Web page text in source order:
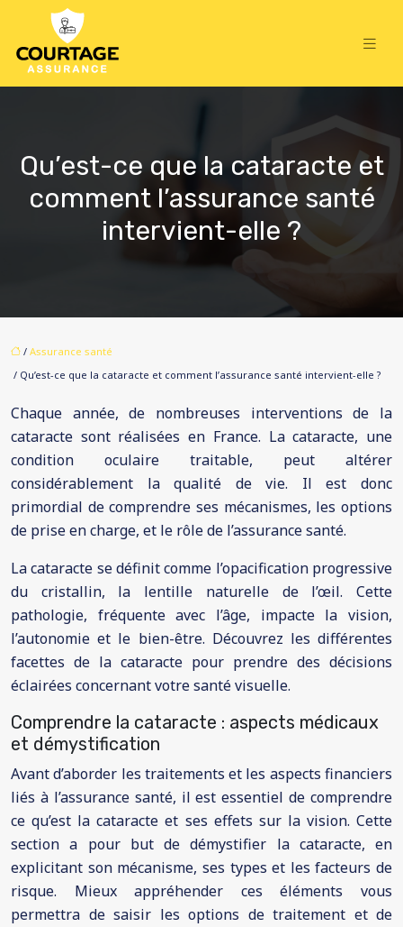
Qu’est-ce que la cataracte et
comment l’assurance santé
intervient-elle ?
/ Assurance santé
/ Qu’est-ce que la cataracte et comment l’assurance santé intervient-elle ?
Chaque année, de nombreuses interventions de la
cataracte sont réalisées en France. La cataracte, une
condition oculaire traitable, peut altérer
considérablement la qualité de vie. Il est donc
primordial de comprendre ses mécanismes, les options
de prise en charge, et le rôle de l’assurance santé.
La cataracte se définit comme l’opacification progressive
du cristallin, la lentille naturelle de l’œil. Cette
pathologie, fréquente avec l’âge, impacte la vision,
l’autonomie et le bien-être. Découvrez les différentes
facettes de la cataracte pour prendre des décisions
éclairées concernant votre santé visuelle.
Comprendre la cataracte : aspects médicaux
et démystification
Avant d’aborder les traitements et les aspects financiers
liés à l’assurance santé, il est essentiel de comprendre
ce qu’est la cataracte et ses effets sur la vision. Cette
section a pour but de démystifier la cataracte, en
explicitant son mécanisme, ses types et les facteurs de
risque. Mieux appréhender ces éléments vous
permettra de saisir les options de traitement et de